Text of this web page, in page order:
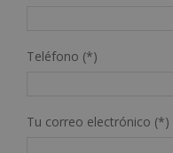
Teléfono (*)
Tu correo electrónico (*)